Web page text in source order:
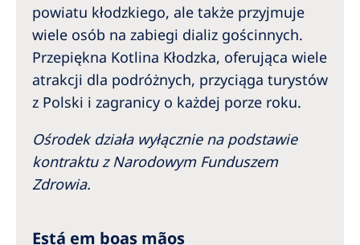
powiatu kłodzkiego, ale także przyjmuje
wiele osób na zabiegi dializ gościnnych.
Przepiękna Kotlina Kłodzka, oferująca wiele
atrakcji dla podróżnych, przyciąga turystów
z Polski i zagranicy o każdej porze roku.
Ośrodek działa wyłącznie na podstawie
kontraktu z Narodowym Funduszem
Zdrowia.
Está em boas mãos